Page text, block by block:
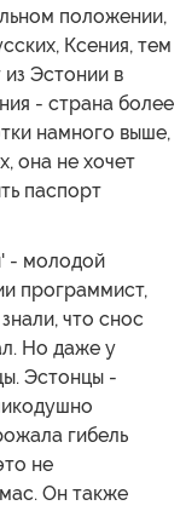
положении,
Ксения, тем
из Эстонии в
- страна более
намного выше,
она не хочет
паспорт
- молодой
программист,
что снос
Но даже у
Эстонцы -
гибель
не
Он также